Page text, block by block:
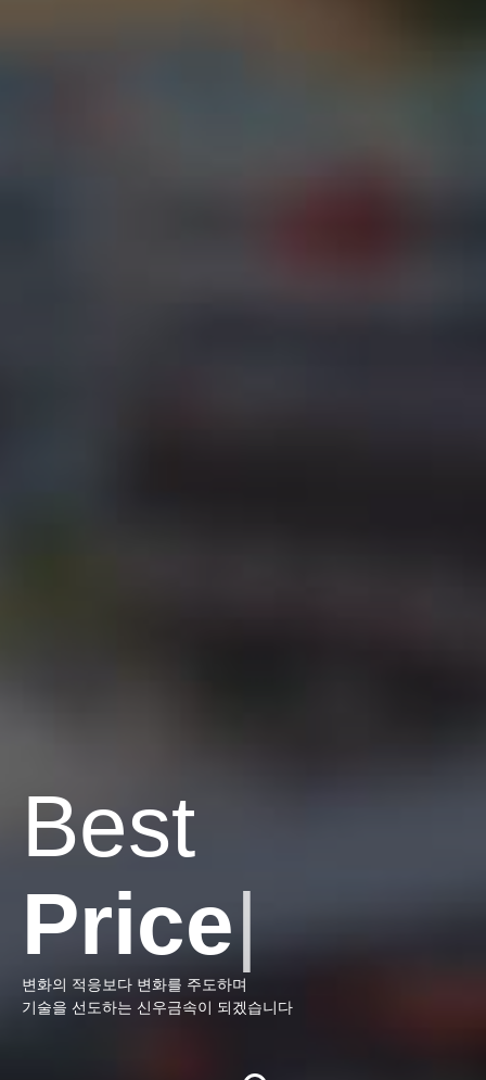
Best
Pr|
변화의 적응보다 변화를 주도하며
기술을 선도하는 신우금속이 되겠습니다